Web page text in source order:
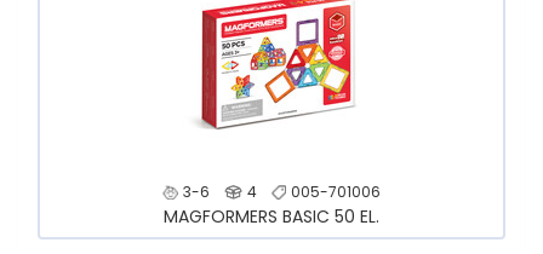
3-6 4 005-701006
MAGFORMERS BASIC 50 EL.